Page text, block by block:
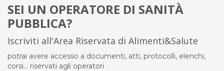
SEI UN OPERATORE DI SANITÀ
PUBBLICA?
Iscriviti all'Area Riservata di Alimenti&Salute
potrai avere accesso a documenti, atti, protocolli, elenchi,
corsi... riservati agli operatori